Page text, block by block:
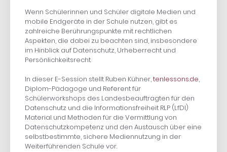
Wenn Schülerinnen und Schüler digitale Medien und
mobile Endgeräte in der Schule nutzen, gibt es
zahlreiche Berührungspunkte mit rechtlichen
Aspekten, die dabei zu beachten sind, insbesondere
im Hinblick auf Datenschutz, Urheberrecht und
Persönlichkeitsrecht.
In dieser E-Session stellt Ruben Kühner,tenlessons.de,
Diplom-Pädagoge und Referent für
Schülerworkshops des Landesbeauftragten für den
Datenschutz und die Informationsfreiheit RLP (LfDI)
Material und Methoden für die Vermittlung von
Datenschutzkompetenz und den Austausch über eine
selbstbestimmte, sichere Mediennutzung in der
Weiterführenden Schule vor.